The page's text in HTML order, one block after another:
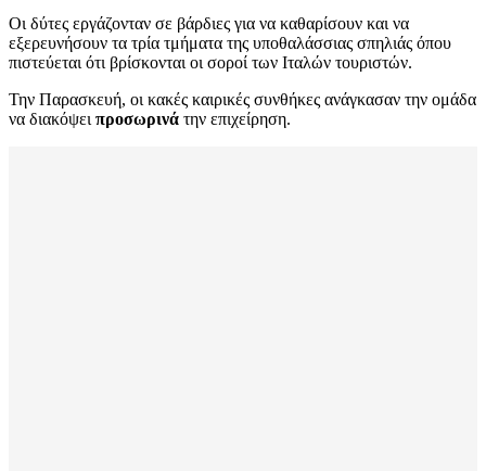
Οι δύτες εργάζονταν σε βάρδιες για να καθαρίσουν και να
εξερευνήσουν τα τρία τμήματα της υποθαλάσσιας σπηλιάς όπου
πιστεύεται ότι βρίσκονται οι σοροί των Ιταλών τουριστών.
Την Παρασκευή, οι κακές καιρικές συνθήκες ανάγκασαν την ομάδα
να διακόψει προσωρινά την επιχείρηση.